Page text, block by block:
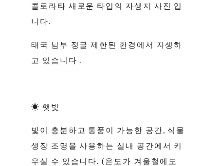
콜로라타 새로운 타입의 자생지 사진 입
니다.
태국 남부 정글 제한된 환경에서 자생하
고 있습니다 .
☀ 햇빛
빛이 충분하고 통풍이 가능한 공간, 식물
생장 조명을 사용하는 실내 공간에서 키
우실 수 있습니다. (온도가 겨울철에도